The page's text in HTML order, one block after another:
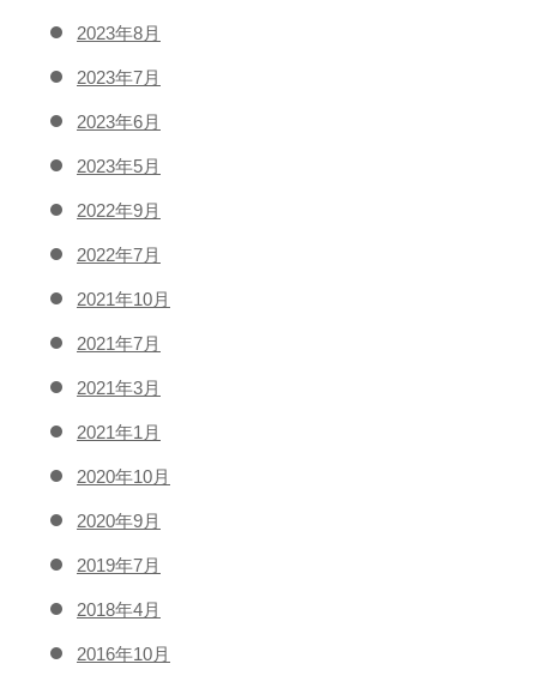
2023年8月
2023年7月
2023年6月
2023年5月
2022年9月
2022年7月
2021年10月
2021年7月
2021年3月
2021年1月
2020年10月
2020年9月
2019年7月
2018年4月
2016年10月